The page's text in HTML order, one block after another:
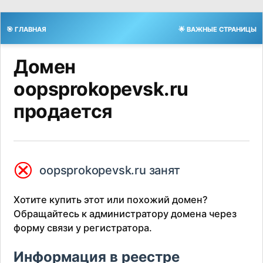
🎯 ГЛАВНАЯ 🌟 ВАЖНЫЕ СТРАНИЦЫ
Домен
oopsprokopevsk.ru
продается
⮿ oopsprokopevsk.ru занят
Хотите купить этот или похожий домен?
Обращайтесь к администратору домена через
форму связи у регистратора.
Информация в реестре